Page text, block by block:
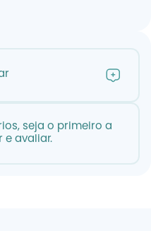
seja o primeiro a
e avaliar.